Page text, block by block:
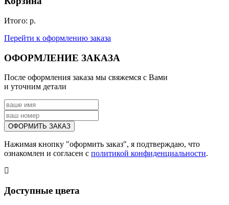
Итого: р.
Перейти к оформлению заказа
ОФОРМЛЕНИЕ ЗАКАЗА
После оформления заказа мы свяжемся с Вами
и уточним детали
Нажимая кнопку "оформить заказ", я подтверждаю, что
ознакомлен и согласен с политикой конфиденциальности.
Доступные цвета